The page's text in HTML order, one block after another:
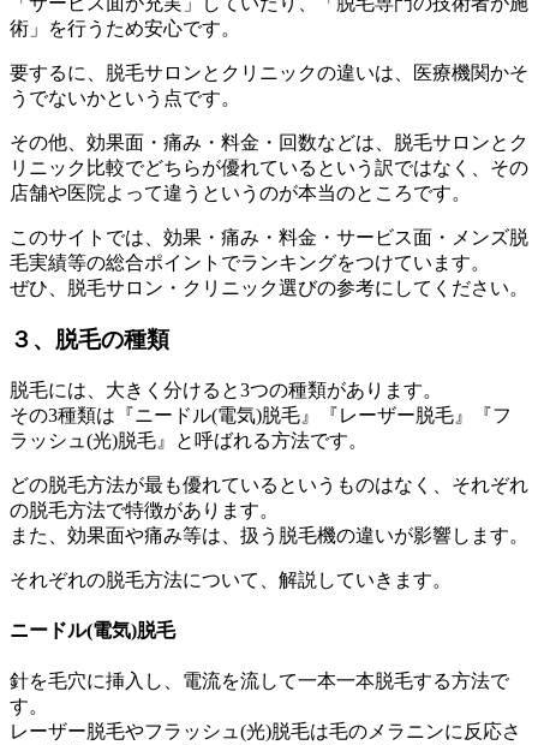
術」を行うため安心です。
要するに、脱毛サロンとクリニックの違いは、医療機関かそ
うでないかという点です。
その他、効果面・痛み・料金・回数などは、脱毛サロンとク
リニック比較でどちらが優れているという訳ではなく、その
店舗や医院よって違うというのが本当のところです。
このサイトでは、効果・痛み・料金・サービス面・メンズ脱
毛実績等の総合ポイントでランキングをつけています。
ぜひ、脱毛サロン・クリニック選びの参考にしてください。
３、脱毛の種類
脱毛には、大きく分けると3つの種類があります。
その3種類は『ニードル(電気)脱毛』『レーザー脱毛』『フ
ラッシュ(光)脱毛』と呼ばれる方法です。
どの脱毛方法が最も優れているというものはなく、それぞれ
の脱毛方法で特徴があります。
また、効果面や痛み等は、扱う脱毛機の違いが影響します。
それぞれの脱毛方法について、解説していきます。
ニードル(電気)脱毛
針を毛穴に挿入し、電流を流して一本一本脱毛する方法で
す。
レーザー脱毛やフラッシュ(光)脱毛は毛のメラニンに反応さ